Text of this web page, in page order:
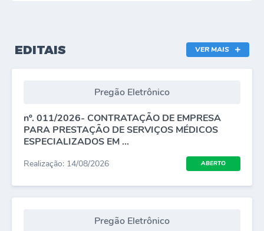
EDITAIS VER MAIS
Pregão Eletrônico
nº. 011/2026- CONTRATAÇÃO DE EMPRESA
PARA PRESTAÇÃO DE SERVIÇOS MÉDICOS
ESPECIALIZADOS EM ...
Realização: 14/08/2026 ABERTO
Pregão Eletrônico